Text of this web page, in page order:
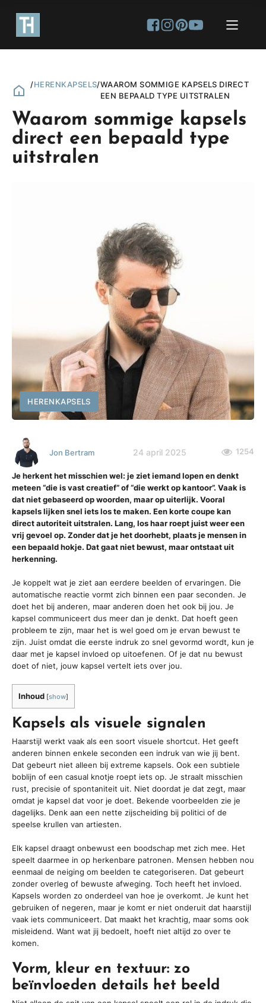
/HERENKAPSELS/WAAROM SOMMIGE KAPSELS DIRECT
EEN BEPAALD TYPE UITSTRALEN
Waarom sommige kapsels
direct een bepaald type
uitstralen
HERENKAPSELS
Jon Bertram 24 april 2025 1254
Je herkent het misschien wel: je ziet iemand lopen en denkt
meteen “die is vast creatief” of “die werkt op kantoor”. Vaak is
dat niet gebaseerd op woorden, maar op uiterlijk. Vooral
kapsels lijken snel iets los te maken. Een korte coupe kan
direct autoriteit uitstralen. Lang, los haar roept juist weer een
vrij gevoel op. Zonder dat je het doorhebt, plaats je mensen in
een bepaald hokje. Dat gaat niet bewust, maar ontstaat uit
herkenning.
Je koppelt wat je ziet aan eerdere beelden of ervaringen. Die
automatische reactie vormt zich binnen een paar seconden. Je
doet het bij anderen, maar anderen doen het ook bij jou. Je
kapsel communiceert dus meer dan je denkt. Dat hoeft geen
probleem te zijn, maar het is wel goed om je ervan bewust te
zijn. Juist omdat die eerste indruk zo snel gevormd wordt, kun je
daar met je kapsel invloed op uitoefenen. Of je dat nu bewust
doet of niet, jouw kapsel vertelt iets over jou.
Inhoud [show]
Kapsels als visuele signalen
Haarstijl werkt vaak als een soort visuele shortcut. Het geeft
anderen binnen enkele seconden een indruk van wie jij bent.
Dat gebeurt niet alleen bij extreme kapsels. Ook een subtiele
boblijn of een casual knotje roept iets op. Je straalt misschien
rust, precisie of spontaniteit uit. Niet doordat je dat zegt, maar
omdat je kapsel dat voor je doet. Bekende voorbeelden zie je
dagelijks. Denk aan een nette zijscheiding bij politici of de
speelse krullen van artiesten.
Elk kapsel draagt onbewust een boodschap met zich mee. Het
speelt daarmee in op herkenbare patronen. Mensen hebben nou
eenmaal de neiging om beelden te categoriseren. Dat gebeurt
zonder overleg of bewuste afweging. Toch heeft het invloed.
Kapsels worden zo onderdeel van hoe je overkomt. Je kunt het
gebruiken of negeren, maar je komt er niet onderuit dat haarstijl
vaak iets communiceert. Dat maakt het krachtig, maar soms ook
misleidend. Want wat jij bedoelt, hoeft niet altijd zo over te
komen.
Vorm, kleur en textuur: zo
beïnvloeden details het beeld